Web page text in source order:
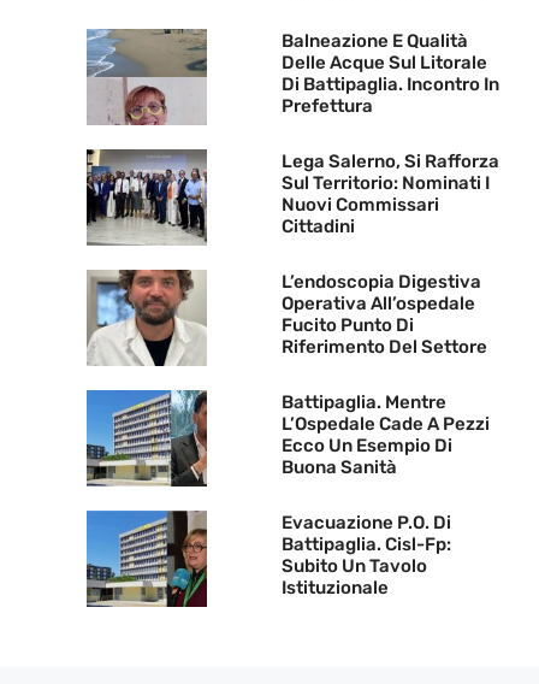
Balneazione E Qualità
Delle Acque Sul Litorale
Di Battipaglia. Incontro In
Prefettura
Lega Salerno, Si Rafforza
Sul Territorio: Nominati I
Nuovi Commissari
Cittadini
L’endoscopia Digestiva
Operativa All’ospedale
Fucito Punto Di
Riferimento Del Settore
Battipaglia. Mentre
L’Ospedale Cade A Pezzi
Ecco Un Esempio Di
Buona Sanità
Evacuazione P.O. Di
Battipaglia. Cisl-Fp:
Subito Un Tavolo
Istituzionale